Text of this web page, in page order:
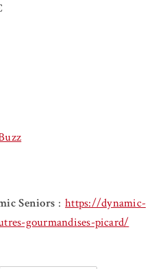
Seniors :https://dynamic-
gourmandises-picard/